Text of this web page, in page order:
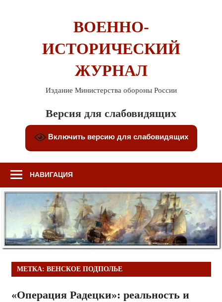
ВОЕННО-
ИСТОРИЧЕСКИЙ
ЖУРНАЛ
Издание Министерства обороны России
Версия для слабовидящих
Включить версию для слабовидящих
НАВИГАЦИЯ
МЕТКА: ВЕНСКОЕ ПОДПОЛЬЕ
«Операция Радецки»: реальность и